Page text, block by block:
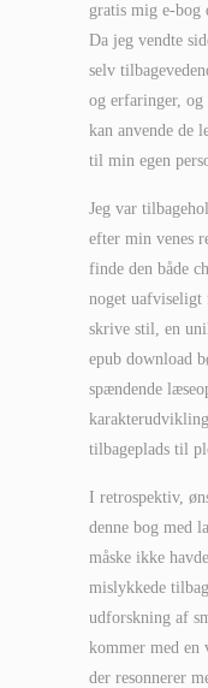
gratis mig e-
Da jeg vendte
selv
og erfaringer, og
kan anvende de
til min egen
Jeg var
efter min venes
finde den både
noget uafviseligt
skrive stil, en
epub download
spændende
tilbageplads til
I retrospektiv,
denne bog med
måske ikke
mislykkede
udforskning af
kommer med en
der resonnerer